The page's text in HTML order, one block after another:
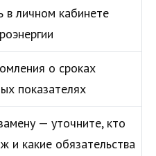
в личном кабинете
о сроках
показателях
— уточните, кто
и какие обязательства